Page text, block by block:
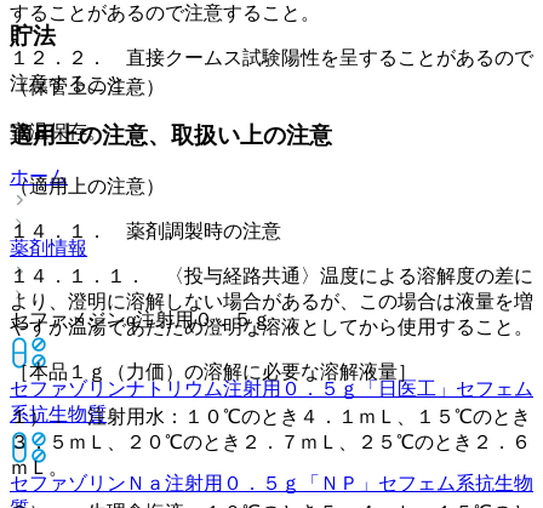
貯法
（保管上の注意）
室温保存。
ホーム
薬剤情報
セファメジンα注射用０．５ｇ
セファゾリンナトリウム注射用０．５ｇ「日医工」 セフェム
系抗生物質
セファゾリンＮａ注射用０．５ｇ「ＮＰ」 セフェム系抗生物
することがあるので注意すること。
１２．２． 直接クームス試験陽性を呈することがあるので
注意すること。
適用上の注意、取扱い上の注意
（適用上の注意）
１４．１． 薬剤調製時の注意
１４．１．１． 〈投与経路共通〉温度による溶解度の差に
より、澄明に溶解しない場合があるが、この場合は液量を増
やすか温湯であたため澄明な溶液としてから使用すること。
［本品１ｇ（力価）の溶解に必要な溶解液量］
１）． 注射用水：１０℃のとき４．１ｍＬ、１５℃のとき
３．５ｍＬ、２０℃のとき２．７ｍＬ、２５℃のとき２．６
ｍＬ。